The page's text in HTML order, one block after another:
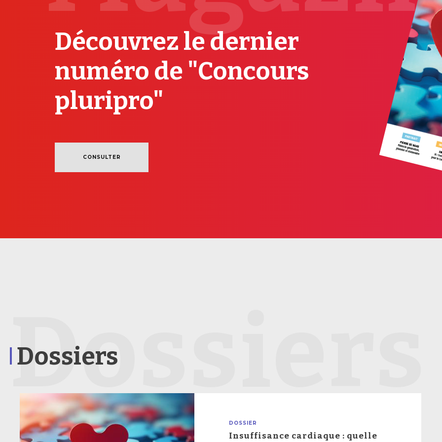
Découvrez le dernier
numéro de "Concours
pluripro"
CONSULTER
Dossiers
Dossiers
DOSSIER
Insuffisance cardiaque : quelle